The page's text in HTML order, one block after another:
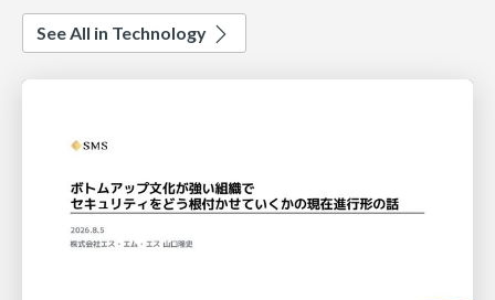
See All in Technology